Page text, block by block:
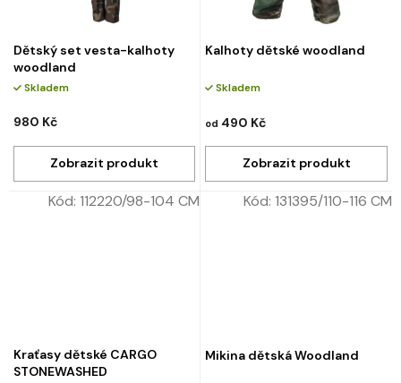
Dětský set vesta-kalhoty
woodland
Skladem
980 Kč
Kalhoty dětské woodland
Skladem
od 490 Kč
Kraťasy dětské CARGO
STONEWASHED
Kód: 112220/98-104 CM
Mikina dětská Woodland
Kód: 131395/110-116 CM